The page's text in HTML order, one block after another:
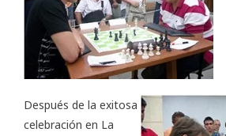
Después de la exitosa
celebración en La